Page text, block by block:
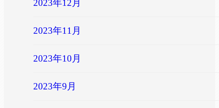
2023年12月
2023年11月
2023年10月
2023年9月